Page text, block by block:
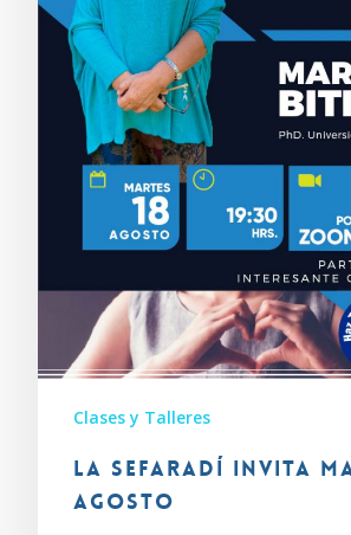
Clases y Talleres
La Sefaradí invita
agosto